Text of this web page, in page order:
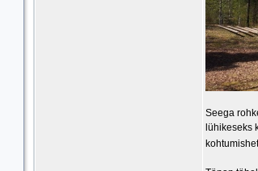
Seega
lühikeseks